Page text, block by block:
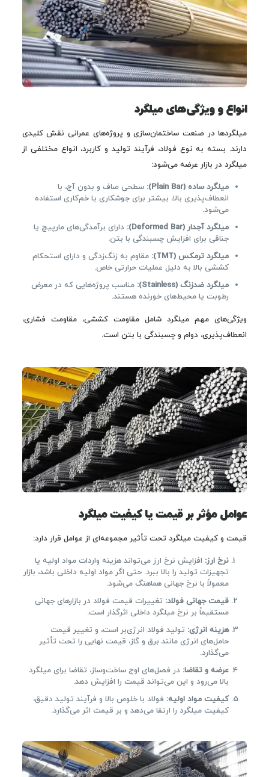
انواع و ویژگی‌های میلگرد
میلگردها در صنعت ساختمان‌سازی و پروژه‌های عمرانی نقش کلیدی
دارند. بسته به نوع فولاد، فرآیند تولید و کاربرد، انواع مختلفی از
میلگرد در بازار عرضه می‌شود:
میلگرد ساده (Plain Bar):
سطحی صاف و بدون آج، با
انعطاف‌پذیری بالا، بیشتر برای جوشکاری یا خم‌کاری استفاده
می‌شود.
میلگرد آجدار (Deformed Bar):
دارای برآمدگی‌های مارپیچ یا
جناقی برای افزایش چسبندگی با بتن.
میلگرد ترمکس (TMT):
مقاوم به زنگ‌زدگی و دارای استحکام
کششی بالا به دلیل عملیات حرارتی خاص.
میلگرد ضدزنگ (Stainless):
مناسب پروژه‌هایی که در معرض
رطوبت یا محیط‌های خورنده هستند.
ویژگی‌های مهم میلگرد شامل مقاومت کششی، مقاومت فشاری،
انعطاف‌پذیری، دوام و چسبندگی با بتن است.
عوامل مؤثر بر قیمت یا کیفیت میلگرد
قیمت و کیفیت میلگرد تحت تأثیر مجموعه‌ای از عوامل قرار دارد:
نرخ ارز: افزایش نرخ ارز می‌تواند هزینه واردات مواد اولیه یا
تجهیزات تولید را بالا ببرد. حتی اگر مواد اولیه داخلی باشد، بازار
معمولاً با نرخ جهانی هماهنگ می‌شود.
قیمت جهانی فولاد: تغییرات قیمت فولاد در بازارهای جهانی
مستقیماً بر نرخ میلگرد داخلی اثرگذار است.
هزینه انرژی: تولید فولاد انرژی‌بر است، و تغییر قیمت
حامل‌های انرژی مانند برق و گاز، قیمت نهایی را تحت تأثیر
می‌گذارد.
عرضه و تقاضا: در فصل‌های اوج ساخت‌وساز، تقاضا برای میلگرد
بالا می‌رود و این می‌تواند قیمت را افزایش دهد.
کیفیت مواد اولیه: فولاد با خلوص بالا و فرآیند تولید دقیق،
کیفیت میلگرد را ارتقا می‌دهد و بر قیمت اثر می‌گذارد.